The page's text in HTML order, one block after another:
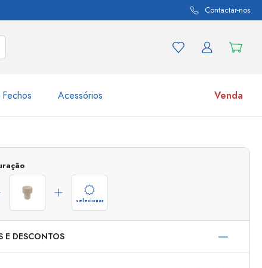
Contactar-nos
Acessórios Venda
Frascos
Descubra agora
Compre agora
selecionar
E DESCONTOS